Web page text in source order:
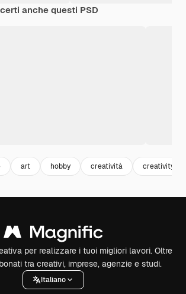
anche questi PSD
art hobby creatività creativity
per realizzare i tuoi migliori lavori. Oltre
tra creativi, imprese, agenzie e studi.
Italiano